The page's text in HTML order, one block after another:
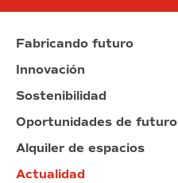
Fabricando futuro
Innovación
Sostenibilidad
Oportunidades de futuro
Alquiler de espacios
Actualidad